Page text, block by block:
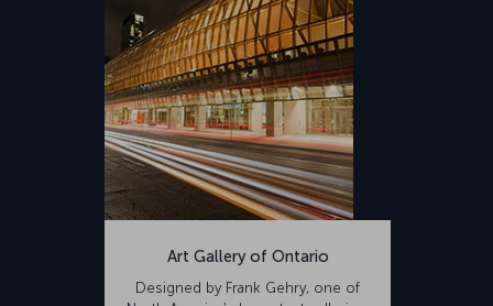
Art Gallery of Ontario
Designed by Frank Gehry, one of